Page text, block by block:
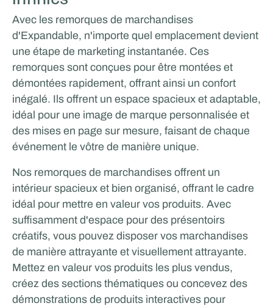
Avec les remorques de marchandises
d'Expandable, n'importe quel emplacement devient
une étape de marketing instantanée. Ces
remorques sont conçues pour être montées et
démontées rapidement, offrant ainsi un confort
inégalé. Ils offrent un espace spacieux et adaptable,
idéal pour une image de marque personnalisée et
des mises en page sur mesure, faisant de chaque
événement le vôtre de manière unique.
Nos remorques de marchandises offrent un
intérieur spacieux et bien organisé, offrant le cadre
idéal pour mettre en valeur vos produits. Avec
suffisamment d'espace pour des présentoirs
créatifs, vous pouvez disposer vos marchandises
de manière attrayante et visuellement attrayante.
Mettez en valeur vos produits les plus vendus,
créez des sections thématiques ou concevez des
démonstrations de produits interactives pour